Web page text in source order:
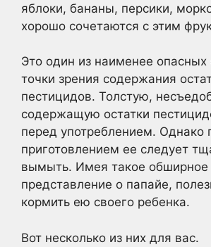
яблоки, бананы, персики,
хорошо сочетаются с этим
Это один из наименее опасных
точки зрения содержания
пестицидов. Толстую,
содержащую остатки
перед употреблением. Однако
приготовлением ее следует
вымыть. Имея такое обширное
представление о папайе,
кормить ею своего ребенка.
Вот несколько из них для вас.